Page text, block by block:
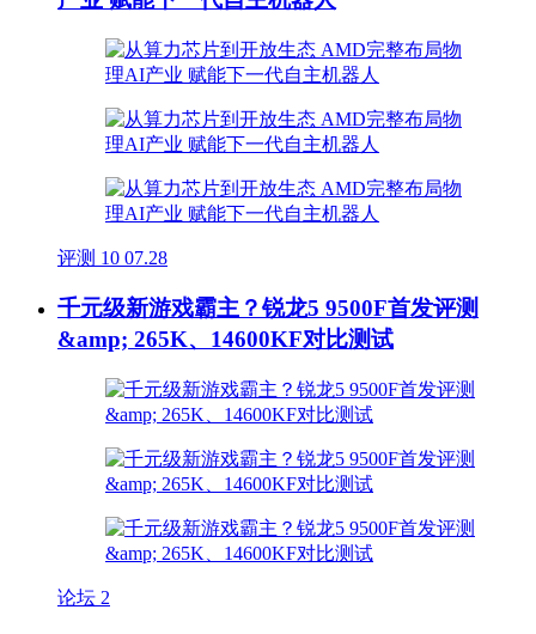
评测 10 07.28
千元级新游戏霸主？锐龙5 9500F首发评测
&amp; 265K、14600KF对比测试
论坛 2